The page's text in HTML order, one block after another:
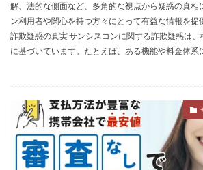
解、法的な側面など、多角的な視点から疑惑の真相
ン利用者や関心を持つ方々にとって有益な情報を提
詐欺疑惑の真実 サンシスコンに関する詐欺疑惑は
に基づいています。たとえば、ある機能や料金体系